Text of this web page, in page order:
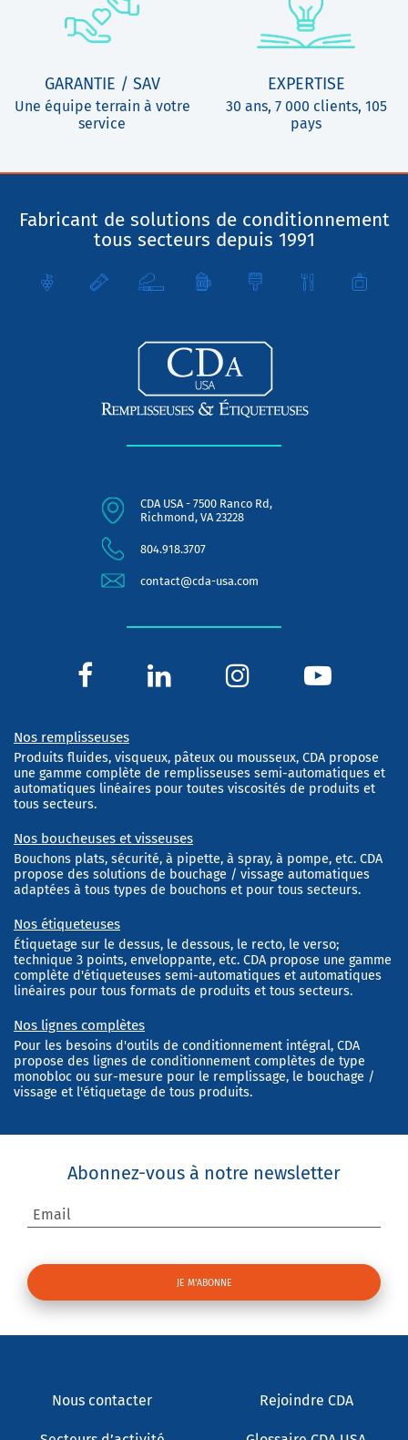
GARANTIE / SAV
Une équipe terrain à votre
service
EXPERTISE
30 ans, 7 000 clients, 105
pays
Fabricant de solutions de conditionnement
tous secteurs depuis 1991
CDA USA - 7500 Ranco Rd,
Richmond, VA 23228
804.918.3707
contact@cda-usa.com
Nos remplisseuses
Produits fluides, visqueux, pâteux ou mousseux, CDA propose
une gamme complète de remplisseuses semi-automatiques et
automatiques linéaires pour toutes viscosités de produits et
tous secteurs.
Nos boucheuses et visseuses
Bouchons plats, sécurité, à pipette, à spray, à pompe, etc. CDA
propose des solutions de bouchage / vissage automatiques
adaptées à tous types de bouchons et pour tous secteurs.
Nos étiqueteuses
Étiquetage sur le dessus, le dessous, le recto, le verso;
technique 3 points, enveloppante, etc. CDA propose une gamme
complète d'étiqueteuses semi-automatiques et automatiques
linéaires pour tous formats de produits et tous secteurs.
Nos lignes complètes
Pour les besoins d'outils de conditionnement intégral, CDA
propose des lignes de conditionnement complètes de type
monobloc ou sur-mesure pour le remplissage, le bouchage /
vissage et l'étiquetage de tous produits.
Abonnez-vous à notre newsletter
Email
Nous contacter Rejoindre CDA